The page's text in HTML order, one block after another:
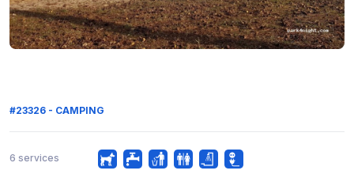
#23326 - CAMPING
6 services